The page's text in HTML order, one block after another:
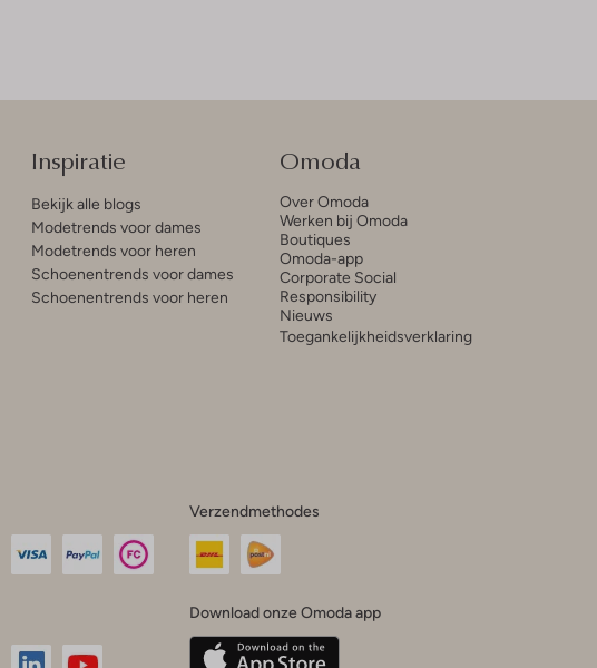
Inspiratie
Bekijk alle blogs
Modetrends voor dames
Modetrends voor heren
Schoenentrends voor dames
Schoenentrends voor heren
Omoda
Over Omoda
Werken bij Omoda
Boutiques
Omoda-app
Corporate Social
Responsibility
Nieuws
Toegankelijkheidsverklaring
Verzendmethodes
Download onze Omoda app